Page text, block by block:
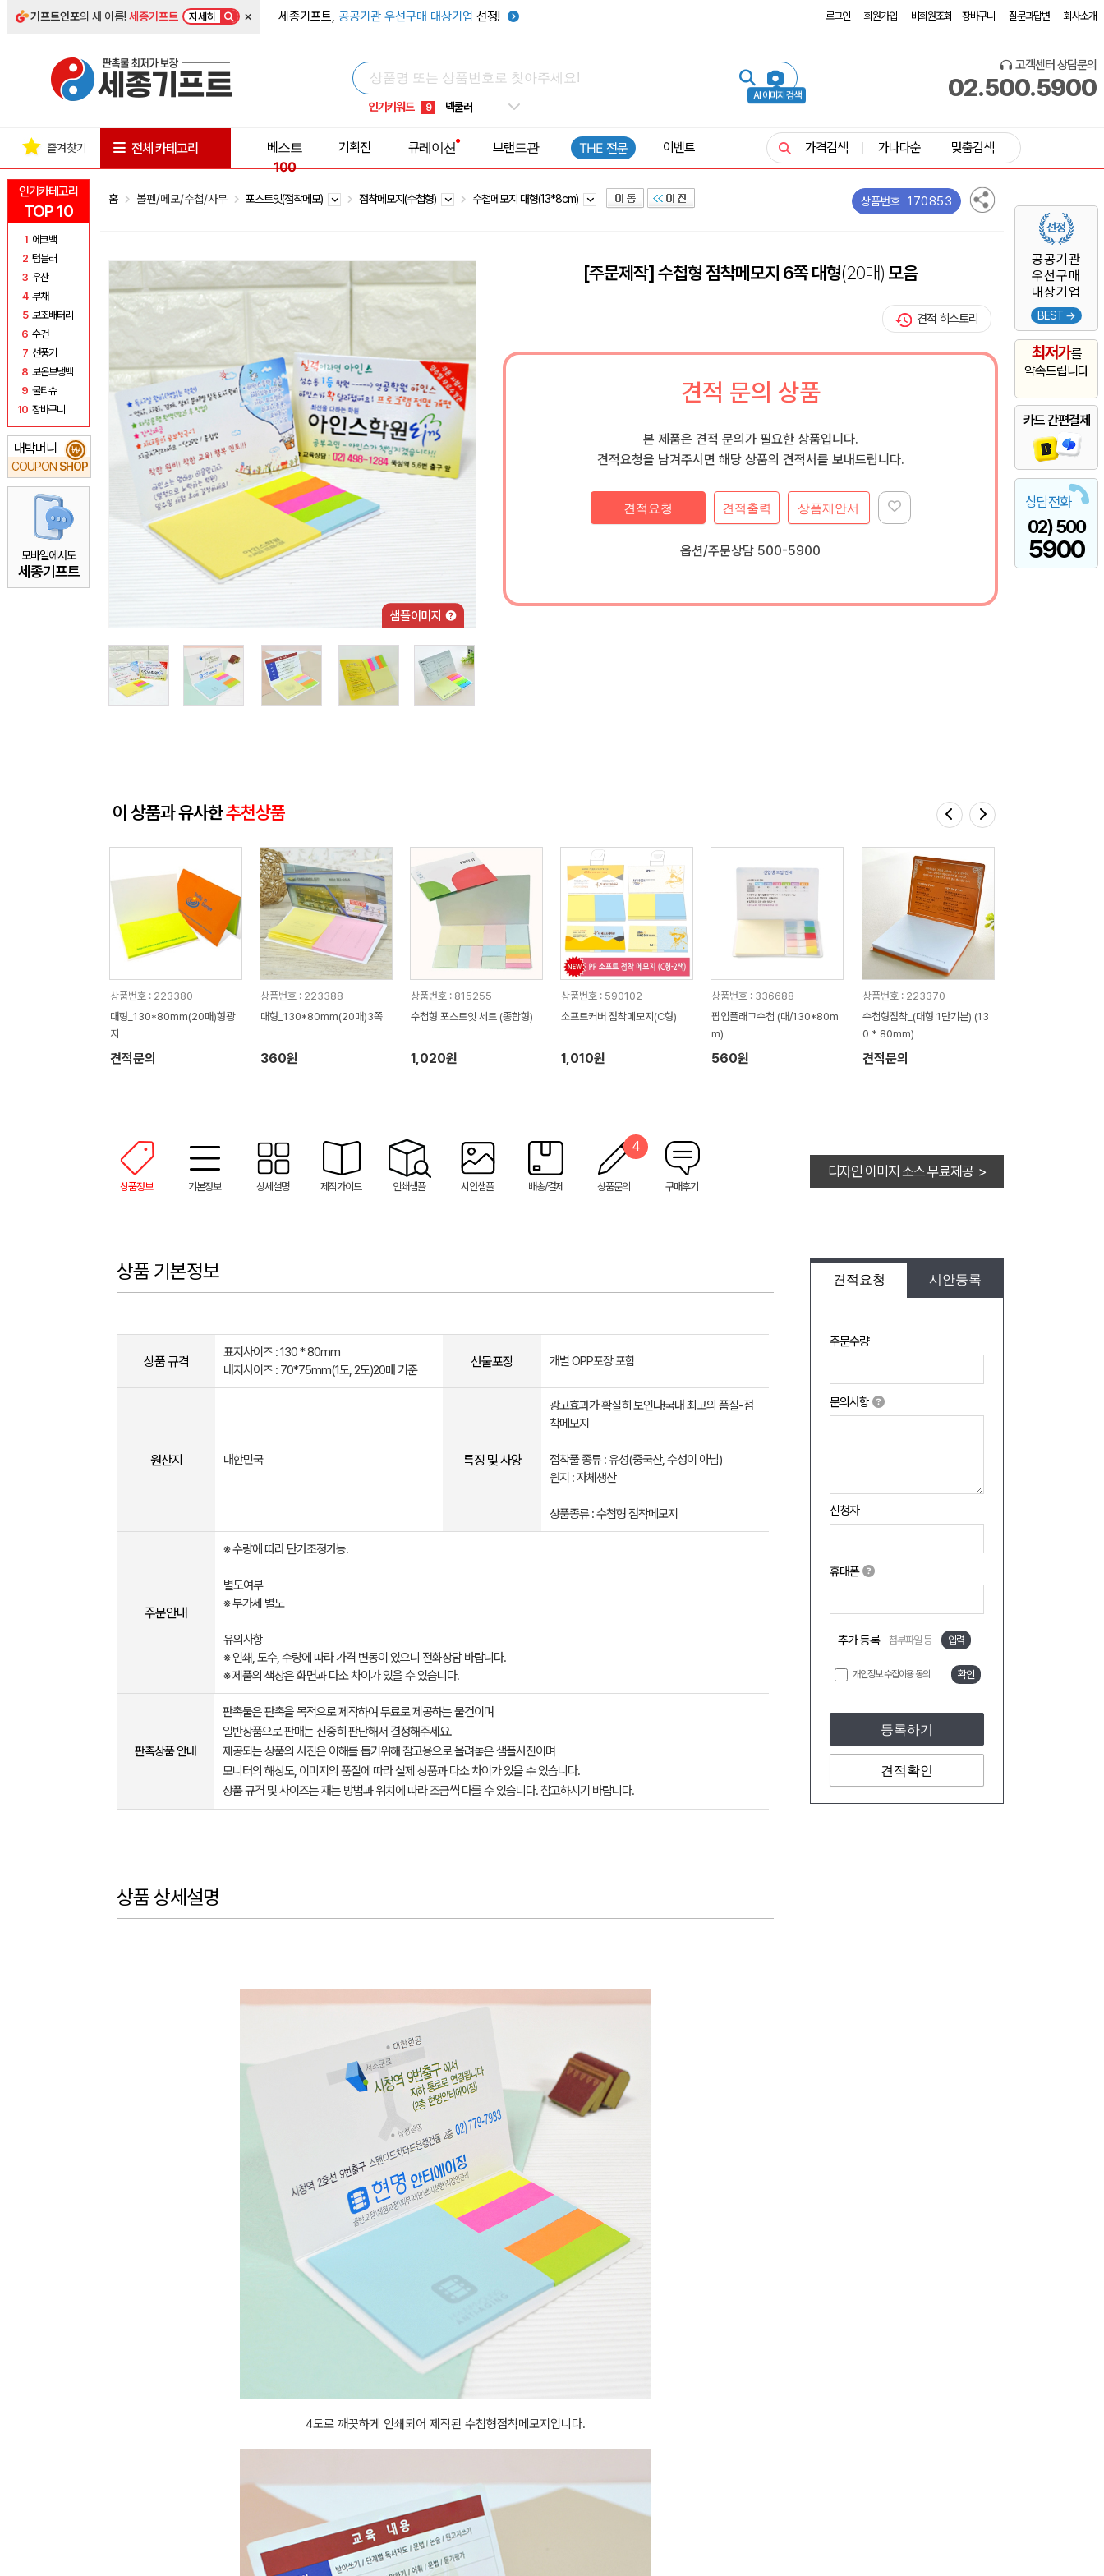
기프트인포의 새 이름!세종기프트 자세히 × 세종기프트, 공공기관 우선구매 대상기업 선정! 로그인 회원가입 비회원조회 장바구니 질문과답변 회사소개
AI 이미지 검색
인기키워드
5 키캡
8 쿨토시
9 넥쿨러
1 선풍기
고객센터 상담문의
02.500.5900
인기카테고리
TOP 10
1 에코백
2 텀블러
3 우산
4 부채
5 보조배터리
6 수건
7 선풍기
8 보온보냉백
9 물티슈
10 장바구니
대박머니
COUPON SHOP
₩
모바일에서도
세종기프트
공공기관
우선구매
대상기업
BEST →
최저가를
약속드립니다
카드 간편결제
상담전화
02) 500
5900
즐겨찾기 전체 카테고리
베스트
100
기획전 큐레이션 브랜드관 THE 전문 이벤트 가격검색 가나다순 맞춤검색
홈 볼펜/메모/수첩/사무 포스트잇(점착메모) 점착메모지(수첩형) 수첩메모지 대형(13*8cm) 상품번호 170853
[주문제작] 수첩형 점착메모지 6쪽 대형(20매) 모음
견적 히스토리
견적 문의 상품
본 제품은 견적 문의가 필요한 상품입니다.
견적요청을 남겨주시면 해당 상품의 견적서를 보내드립니다.
견적요청 상품제안서
견적출력
옵션/주문상담 500-5900
이 상품과 유사한추천상품
상품번호 : 223380
대형_130*80mm(20매)형광
지
견적문의
상품번호 : 223388
대형_130*80mm(20매)3쪽
360원
상품번호 : 815255
수첩형 포스트잇 세트 (종합형)
1,020원
상품번호 : 590102
소프트커버 점착메모지(C형)
1,010원
상품번호 : 336688
팝업플래그수첩 (대/130*80m
m)
560원
상품번호 : 223370
수첩형점착_(대형 1단기본) (13
0 * 80mm)
견적문의
상품정보 기본정보 상세설명 제작가이드 인쇄샘플 시안샘플 배송/결제 상품문의
4
구매후기
디자인 이미지 소스 무료제공 >
견적요청 시안등록
주문수량
문의사항
신청자
휴대폰
추가 등록 첨부파일 등 입력
개인정보 수집이용 동의 확인
등록하기
견적확인
상품 기본정보
상품 규격
표지사이즈 : 130 * 80mm
내지사이즈 : 70*75mm(1도, 2도)20매 기준
선물포장 개별 OPP포장 포함
원산지 대한민국 특징 및 사양
광고효과가 확실히 보인다!국내 최고의 품질-점
착메모지
접착풀 종류 : 유성(중국산, 수성이 아님)
원지 : 자체생산
상품종류 : 수첩형 점착메모지
주문안내
※ 수량에 따라 단가조정가능.
별도여부
※ 부가세 별도
유의사항
※ 인쇄, 도수, 수량에 따라 가격 변동이 있으니 전화상담 바랍니다.
※ 제품의 색상은 화면과 다소 차이가 있을 수 있습니다.
판촉상품 안내
판촉물은 판촉을 목적으로 제작하여 무료로 제공하는 물건이며
일반상품으로 판매는 신중히 판단해서 결정해주세요.
제공되는 상품의 사진은 이해를 돕기위해 참고용으로 올려놓은 샘플사진이며
모니터의 해상도, 이미지의 품질에 따라 실제 상품과 다소 차이가 있을 수 있습니다.
상품 규격 및 사이즈는 재는 방법과 위치에 따라 조금씩 다를 수 있습니다. 참고하시기 바랍니다.
상품 상세설명
4도로 깨끗하게 인쇄되어 제작된 수첩형점착메모지입니다.